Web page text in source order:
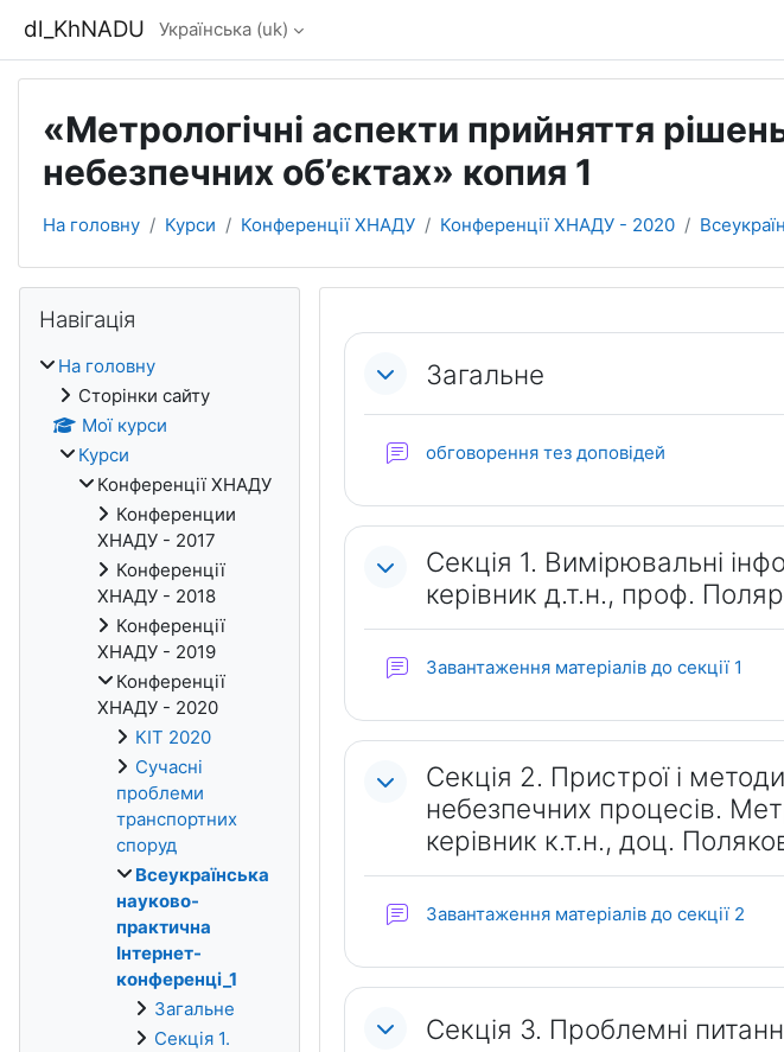
dl_KhNADU Українська ‎(uk)‎
«Метрологічні аспекти прийняття
небезпечних об’єктах» копия 1
На головну Курси Конференції ХНАДУ Конференції ХНАДУ - 2020
Схема розділу
Загальне
обговорення тез доповідей
Секція 1. Вимірювальні
керівник д.т.н., проф.
Завантаження матеріалів до секції 1
Секція 2. Пристрої і
небезпечних процесів.
керівник к.т.н., доц.
Завантаження матеріалів до секції 2
Секція 3. Проблемні
Блоки
Навігація
На головну
Сторінки сайту
Мої курси
Курси
Конференції ХНАДУ
Конференции
ХНАДУ - 2017
Конференції
ХНАДУ - 2018
Конференції
ХНАДУ - 2019
Конференції
ХНАДУ - 2020
КІТ 2020
Сучасні
проблеми
транспортних
споруд
Всеукраїнська
науково-
практична
Інтернет-
конференці_1
Загальне
Секція 1.